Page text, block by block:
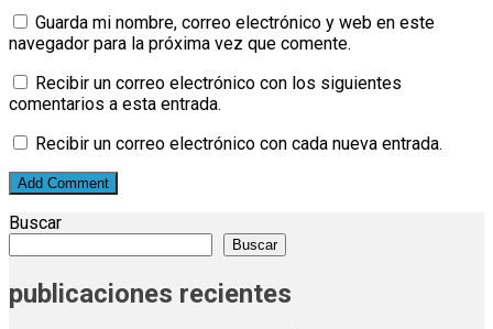
Guarda mi nombre, correo electrónico y web en este
navegador para la próxima vez que comente.
Recibir un correo electrónico con los siguientes
comentarios a esta entrada.
Recibir un correo electrónico con cada nueva entrada.
Buscar
Buscar
publicaciones recientes